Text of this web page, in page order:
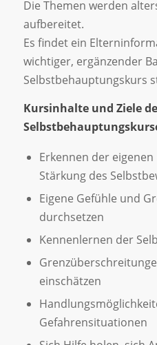
Die Themen werden
aufbereitet.
Es findet ein
wichtiger, ergänzender
Selbstbehauptungskurs
Kursinhalte und Ziele
Erkennen der
Stärkung des
Eigene Gefühle und
durchsetzen
Kennenlernen der
einschätzen
Gefahrensituationen